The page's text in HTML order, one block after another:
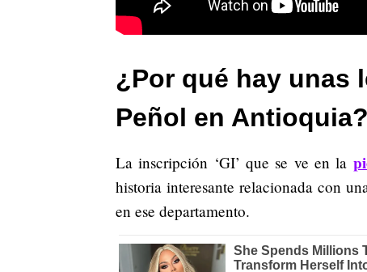
¿Por qué hay unas
Peñol en Antioquia?
La inscripción ‘GI’ que se ve en la
historia interesante relacionada con
en ese departamento.